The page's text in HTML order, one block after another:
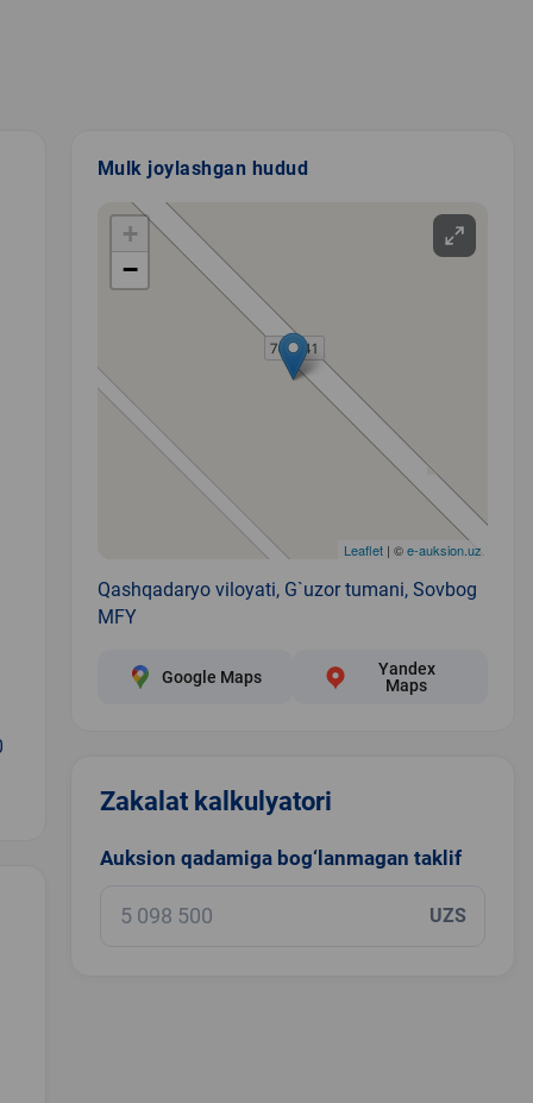
Mulk joylashgan hudud
+
−
Leaflet| ©e-auksion.uz
Qashqadaryo viloyati, G`uzor tumani, Sovbog
MFY
Google Maps
Yandex
Maps
Zakalat kalkulyatori
Auksion qadamiga bog‘lanmagan taklif
UZS